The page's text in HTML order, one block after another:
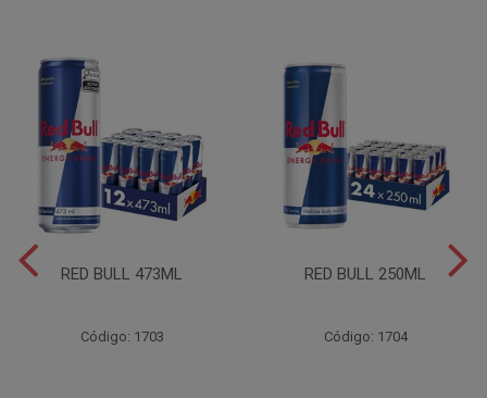
RED BULL 473ML
Código: 1703
RED BULL 250ML
Código: 1704